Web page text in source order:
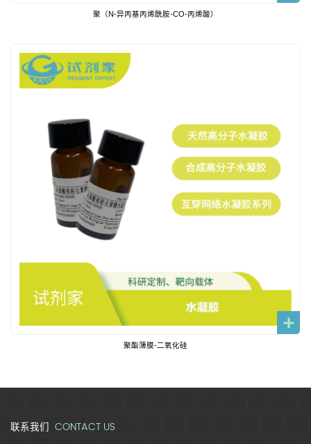
聚（N-异丙基丙烯酰胺-CO-丙烯酸）
聚酯薄膜-二氧化硅
联系我们 CONTACT US